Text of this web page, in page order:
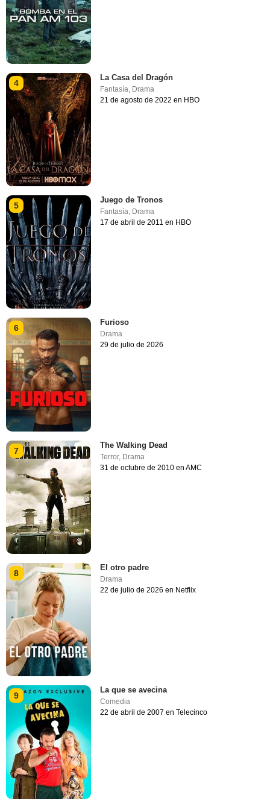
4
La Casa del Dragón
Fantasía Drama
21 de agosto de 2022 en HBO
5
Juego de Tronos
Fantasía, Drama
17 de abril de 2011 en HBO
6
Furioso
Drama
29 de julio de 2026
7
The Walking Dead
Terror, Drama
31 de octubre de 2010 en AMC
8
El otro padre
Drama
22 de julio de 2026 en Netflix
9
La que se avecina
Comedia
22 de abril de 2007 en Telecinco